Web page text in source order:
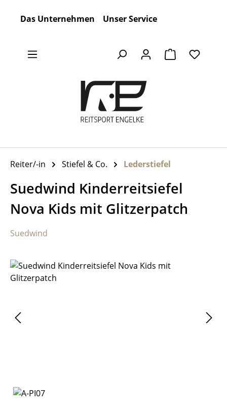
Das Unternehmen Unser Service
Warenkorb
Reiter/-in Stiefel & Co. Lederstiefel
Suedwind Kinderreitsiefel
Nova Kids mit Glitzerpatch
Suedwind
Bildergalerie überspringen